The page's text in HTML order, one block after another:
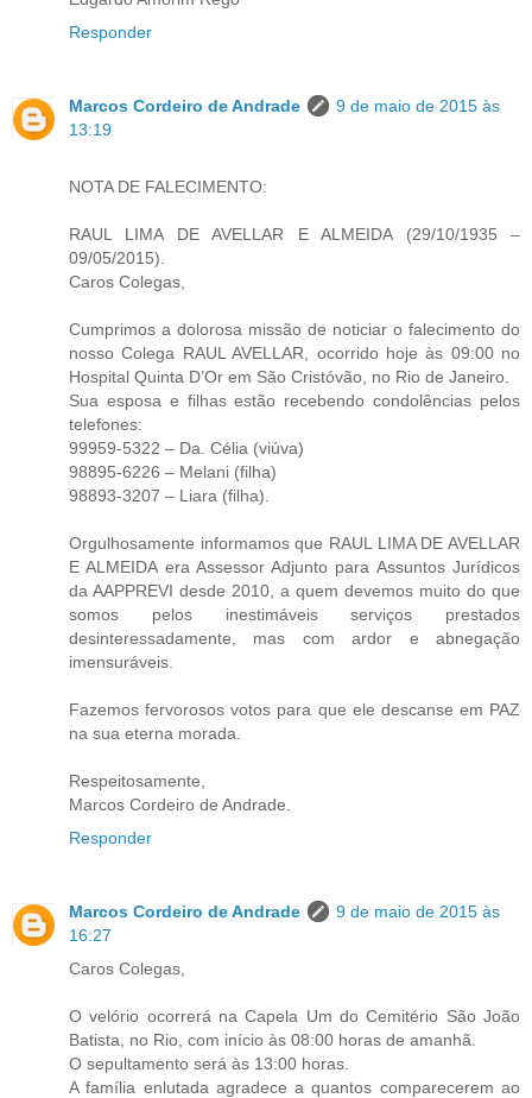
Responder
Marcos Cordeiro de Andrade
9 de maio de 2015 às
13:19
NOTA DE FALECIMENTO:
RAUL LIMA DE AVELLAR E ALMEIDA (29/10/1935 –
09/05/2015).
Caros Colegas,
Cumprimos a dolorosa missão de noticiar o falecimento do
nosso Colega RAUL AVELLAR, ocorrido hoje às 09:00 no
Hospital Quinta D’Or em São Cristóvão, no Rio de Janeiro.
Sua esposa e filhas estão recebendo condolências pelos
telefones:
99959-5322 – Da. Célia (viúva)
98895-6226 – Melani (filha)
98893-3207 – Liara (filha).
Orgulhosamente informamos que RAUL LIMA DE AVELLAR
E ALMEIDA era Assessor Adjunto para Assuntos Jurídicos
da AAPPREVI desde 2010, a quem devemos muito do que
somos pelos inestimáveis serviços prestados
desinteressadamente, mas com ardor e abnegação
imensuráveis.
Fazemos fervorosos votos para que ele descanse em PAZ
na sua eterna morada.
Respeitosamente,
Marcos Cordeiro de Andrade.
Responder
Marcos Cordeiro de Andrade
9 de maio de 2015 às
16:27
Caros Colegas,
O velório ocorrerá na Capela Um do Cemitério São João
Batista, no Rio, com início às 08:00 horas de amanhã.
O sepultamento será às 13:00 horas.
A família enlutada agradece a quantos comparecerem ao